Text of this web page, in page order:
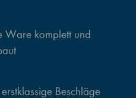
Ware komplett und
Beschläge